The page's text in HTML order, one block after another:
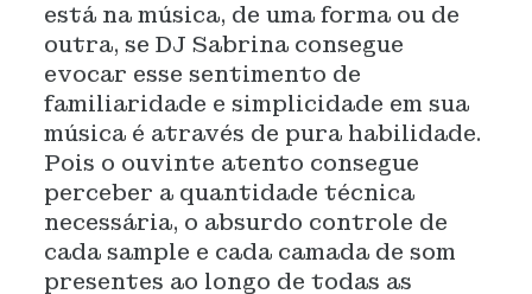
está na música, de uma forma ou de
outra, se DJ Sabrina consegue
evocar esse sentimento de
familiaridade e simplicidade em sua
música é através de pura habilidade.
Pois o ouvinte atento consegue
perceber a quantidade técnica
necessária, o absurdo controle de
cada sample e cada camada de som
presentes ao longo de todas as